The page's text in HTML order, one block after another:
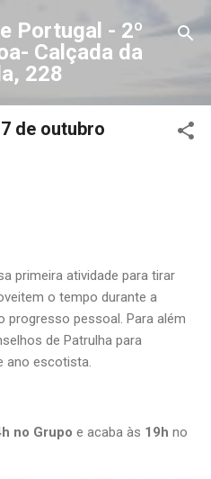
principal
Portugal - 2º
Calçada da
228
de outubro
primeira atividade para tirar
o tempo durante a
progresso pessoal. Para além
de Patrulha para
ano escotista.
no Grupo e acaba às 19h no